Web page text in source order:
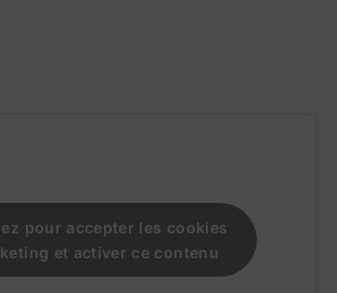
pour accepter les cookies
et activer ce contenu